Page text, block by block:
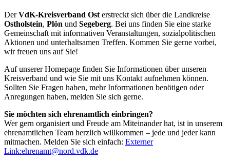
DerVdK-Kreisverband Ost erstreckt sich über die Landkreise
Ostholstein, Plön und Segeberg. Bei uns finden Sie eine starke
Gemeinschaft mit informativen Veranstaltungen, sozialpolitischen
Aktionen und unterhaltsamen Treffen. Kommen Sie gerne vorbei,
wir freuen uns auf Sie!
Auf unserer Homepage finden Sie Informationen über unseren
Kreisverband und wie Sie mit uns Kontakt aufnehmen können.
Sollten Sie Fragen haben, mehr Informationen benötigen oder
Anregungen haben, melden Sie sich gerne.
Sie möchten sich ehrenamtlich einbringen?
Wer gern organisiert und Freude am Miteinander hat, ist in unserem
ehrenamtlichen Team herzlich willkommen – jede und jeder kann
mitmachen. Melden Sie sich einfach: Externer
Link:ehrenamt@nord.vdk.de